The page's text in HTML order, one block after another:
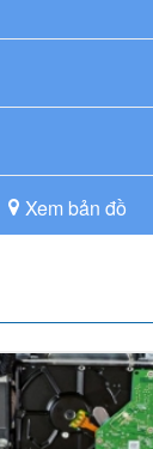
Xem bản đồ